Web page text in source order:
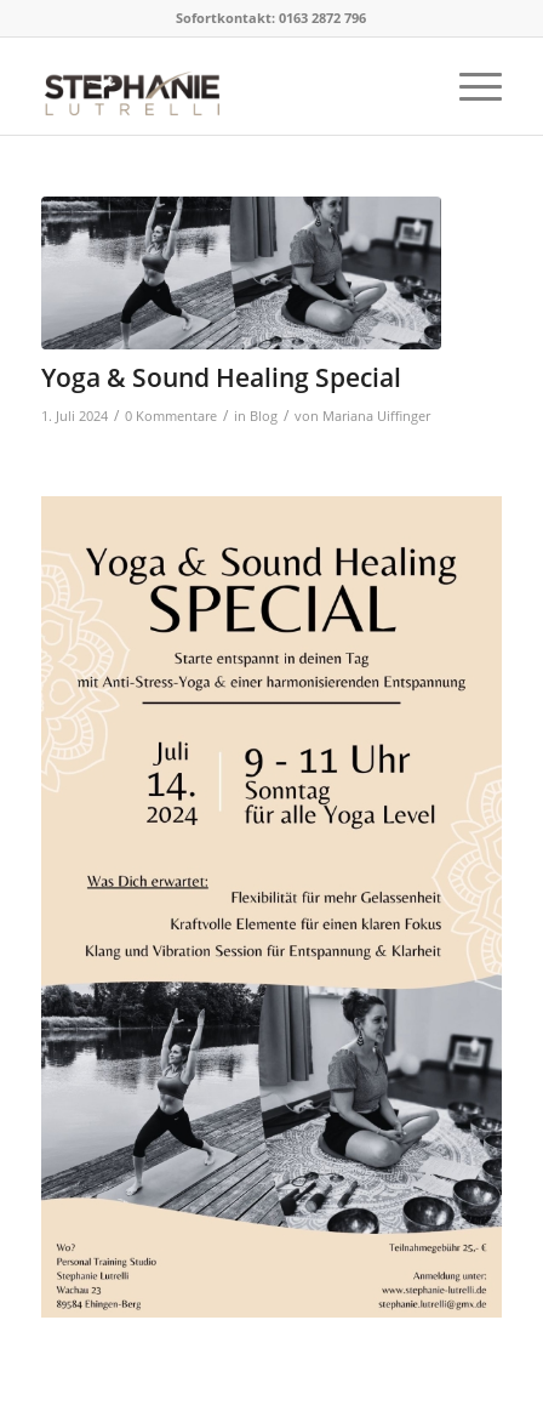
Sofortkontakt: 0163 2872 796
Yoga & Sound Healing Special
1. Juli 2024 / 0 Kommentare / in Blog / von Mariana Uiffinger